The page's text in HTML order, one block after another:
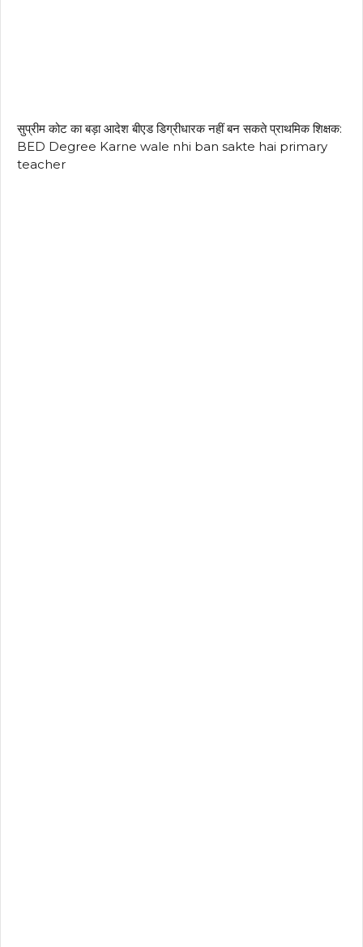
सुप्रीम कोट का बड़ा आदेश बीएड डिग्रीधारक नहीं बन सकते प्राथमिक शिक्षक:
BED Degree Karne wale nhi ban sakte hai primary
teacher